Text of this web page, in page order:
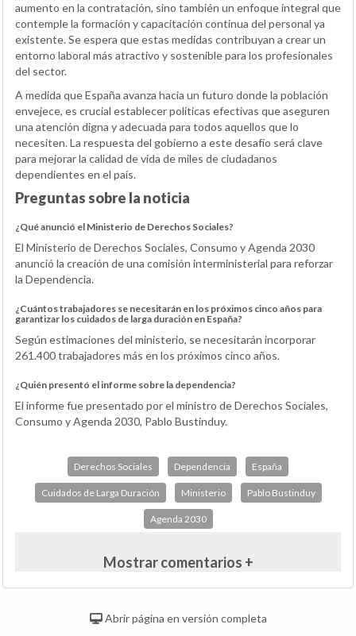
aumento en la contratación, sino también un enfoque integral que
contemple la formación y capacitación continua del personal ya
existente. Se espera que estas medidas contribuyan a crear un
entorno laboral más atractivo y sostenible para los profesionales
del sector.
A medida que España avanza hacia un futuro donde la población
envejece, es crucial establecer políticas efectivas que aseguren
una atención digna y adecuada para todos aquellos que lo
necesiten. La respuesta del gobierno a este desafío será clave
para mejorar la calidad de vida de miles de ciudadanos
dependientes en el país.
Preguntas sobre la noticia
¿Qué anunció el Ministerio de Derechos Sociales?
El Ministerio de Derechos Sociales, Consumo y Agenda 2030
anunció la creación de una comisión interministerial para reforzar
la Dependencia.
¿Cuántos trabajadores se necesitarán en los próximos cinco años para
garantizar los cuidados de larga duración en España?
Según estimaciones del ministerio, se necesitarán incorporar
261.400 trabajadores más en los próximos cinco años.
¿Quién presentó el informe sobre la dependencia?
El informe fue presentado por el ministro de Derechos Sociales,
Consumo y Agenda 2030, Pablo Bustinduy.
Derechos Sociales Dependencia España
Cuidados de Larga Duración Ministerio Pablo Bustinduy
Agenda 2030
Mostrar comentarios +
Abrir página en versión completa